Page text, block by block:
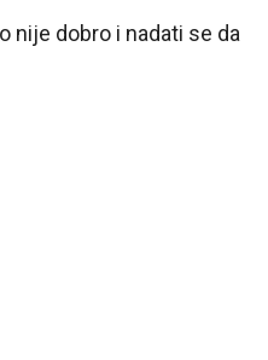
nije dobro i nadati se da